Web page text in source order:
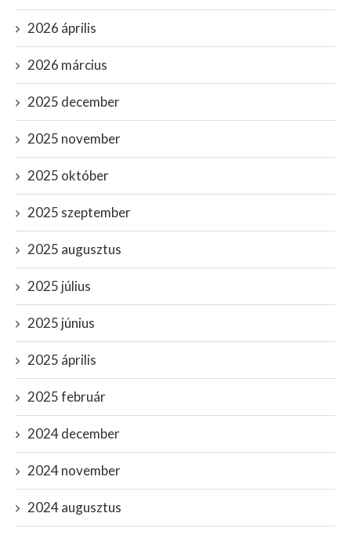
2026 április
2026 március
2025 december
2025 november
2025 október
2025 szeptember
2025 augusztus
2025 július
2025 június
2025 április
2025 február
2024 december
2024 november
2024 augusztus